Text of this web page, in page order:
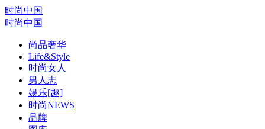
时尚中国
时尚中国
尚品奢华
Life&Style
时尚女人
男人志
娱乐[趣]
时尚NEWS
品牌